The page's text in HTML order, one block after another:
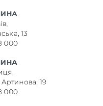
13
000
19
000